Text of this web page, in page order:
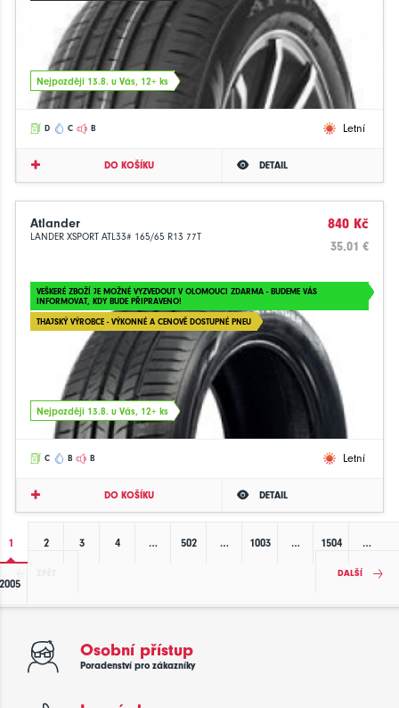
Nejpozději 13.8. u Vás, 12+ ks
D C B Letní
DO KOŠÍKU DETAIL
Atlander
LANDER XSPORT ATL33# 165/65 R13 77T
840 Kč
35.01 €
VEŠKERÉ ZBOŽÍ JE MOŽNÉ VYZVEDOUT V OLOMOUCI ZDARMA - BUDEME VÁS
INFORMOVAT, KDY BUDE PŘIPRAVENO!
THAJSKÝ VÝROBCE - VÝKONNÉ A CENOVĚ DOSTUPNÉ PNEU
Nejpozději 13.8. u Vás, 12+ ks
C B B Letní
DO KOŠÍKU DETAIL
1 2 3 4 … 502 … 1003 … 1504 …
2005
DALŠÍ
Osobní přístup
Poradenství pro zákazníky